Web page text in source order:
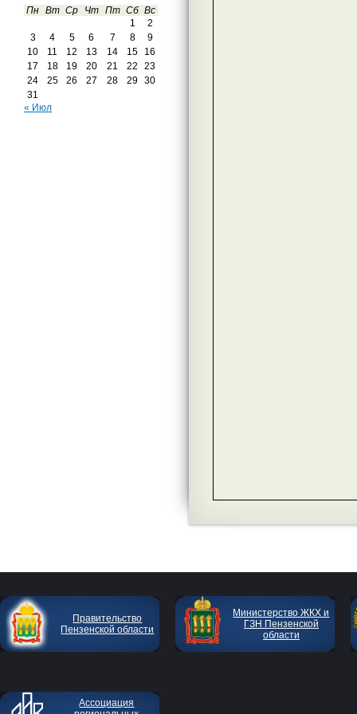
Пн Вт Ср Чт Пт Сб Вс
1
2
3
4 5 6 7 8
9
10
11 12 13 14 15
16
17
18 19 20 21 22
23
24
25 26 27 28 29
30
31
« Июл
Правительство
Пензенской области
Министерство ЖКХ и
ГЗН Пензенской
области
Ассоциация